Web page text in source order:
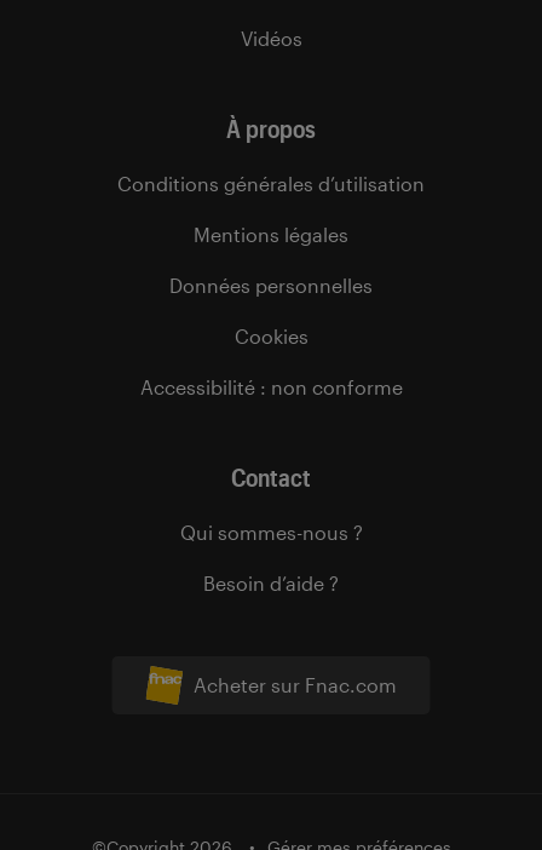
Acheter sur Fnac.com
Vidéos
À propos
Conditions générales d’utilisation
Mentions légales
Données personnelles
Cookies
Accessibilité : non conforme
Contact
Qui sommes-nous ?
Besoin d’aide ?